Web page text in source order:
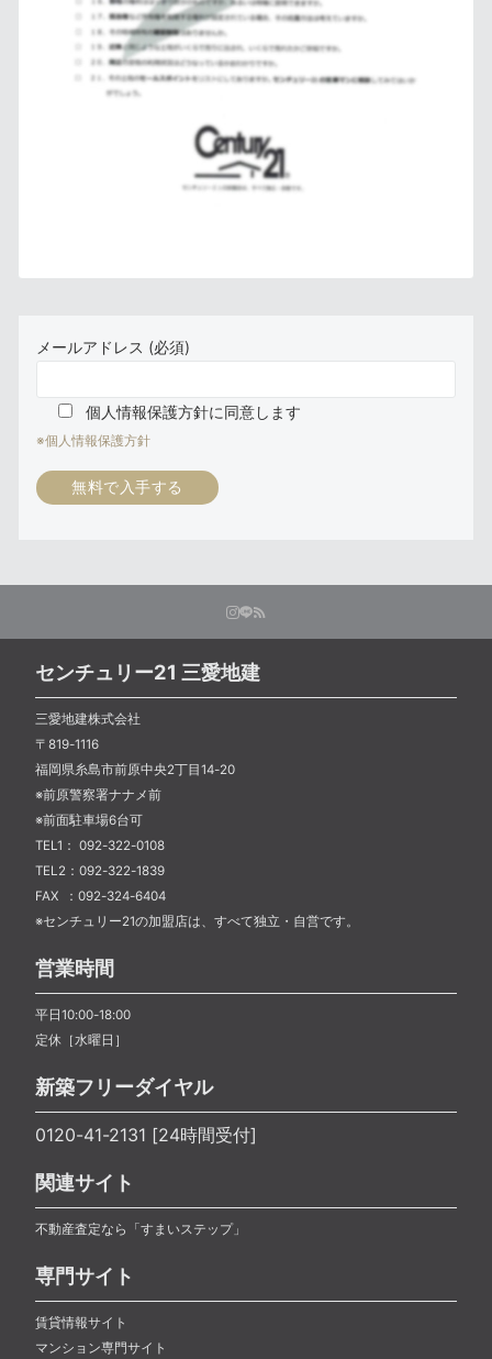
メールアドレス (必須)
個人情報保護方針に同意します
※個人情報保護方針
センチュリー21 三愛地建
三愛地建株式会社
〒819-1116
福岡県糸島市前原中央2丁目14-20
※前原警察署ナナメ前
※前面駐車場6台可
TEL1： 092-322-0108
TEL2：092-322-1839
FAX ：092-324-6404
※センチュリー21の加盟店は、すべて独立・自営です。
営業時間
平日10:00-18:00
定休［水曜日］
新築フリーダイヤル
0120-41-2131 [24時間受付]
関連サイト
不動産査定なら「すまいステップ」
専門サイト
賃貸情報サイト
マンション専門サイト